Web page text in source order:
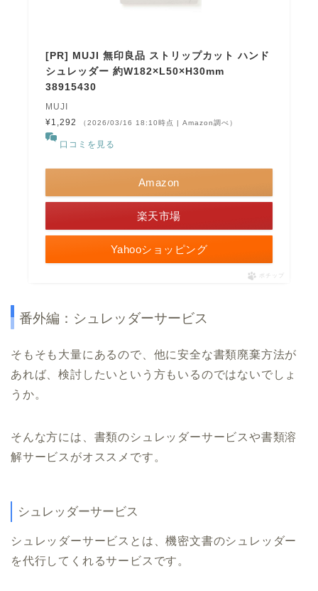
[PR] MUJI 無印良品 ストリップカット ハンド
シュレッダー 約W182×L50×H30mm
38915430
MUJI
¥1,292
（2026/03/16 18:10時点 | Amazon調べ）
口コミを見る
Amazon
楽天市場
Yahooショッピング
ポチップ
番外編：シュレッダーサービス
そもそも大量にあるので、他に安全な書類廃棄方法が
あれば、検討したいという方もいるのではないでしょ
うか。
そんな方には、書類のシュレッダーサービスや書類溶
解サービスがオススメです。
シュレッダーサービス
シュレッダーサービスとは、機密文書のシュレッダー
を代行してくれるサービスです。